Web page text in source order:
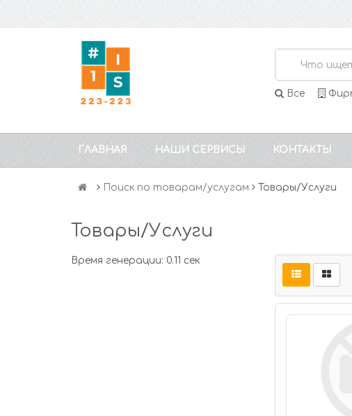
Все
ГЛАВНАЯ НАШИ СЕРВИСЫ КОНТАКТЫ
Поиск по товарам/услугам Товары/Услуги
Товары/Услуги
Время генерации: 0.11 сек